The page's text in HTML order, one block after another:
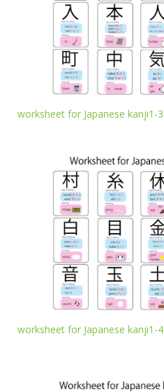
worksheet for Japanese kanji1-3
worksheet for Japanese kanji1-4